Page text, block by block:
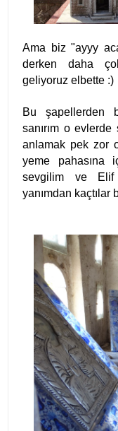
Ama biz "ayyy
derken daha
geliyoruz elbette :)
Bu şapellerden
sanırım o
anlamak pek zor
yeme pahasına
sevgilim ve Elif
yanımdan kaçtılar